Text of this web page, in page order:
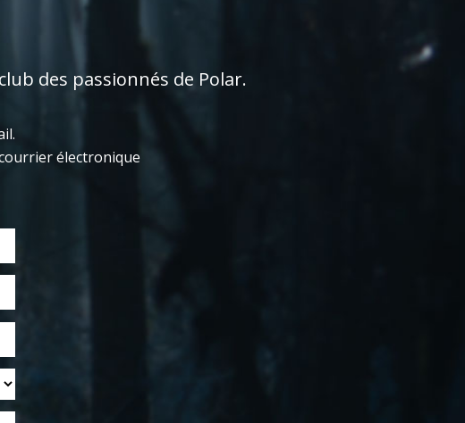
des passionnés de Polar.
électronique